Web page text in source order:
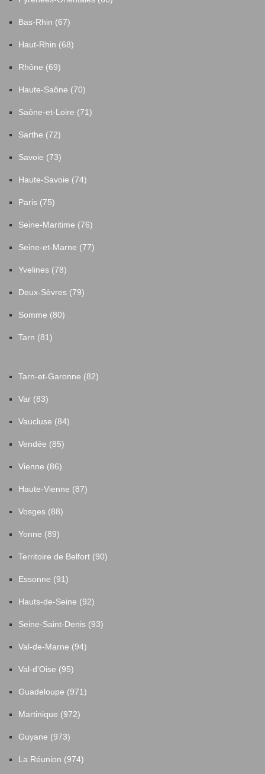
Bas-Rhin (67)
Haut-Rhin (68)
Rhône (69)
Haute-Saône (70)
Saône-et-Loire (71)
Sarthe (72)
Savoie (73)
Haute-Savoie (74)
Paris (75)
Seine-Maritime (76)
Seine-et-Marne (77)
Yvelines (78)
Deux-Sèvres (79)
Somme (80)
Tarn (81)
Tarn-et-Garonne (82)
Var (83)
Vaucluse (84)
Vendée (85)
Vienne (86)
Haute-Vienne (87)
Vosges (88)
Yonne (89)
Territoire de Belfort (90)
Essonne (91)
Hauts-de-Seine (92)
Seine-Saint-Denis (93)
Val-de-Marne (94)
Val-d'Oise (95)
Guadeloupe (971)
Martinique (972)
Guyane (973)
La Réunion (974)